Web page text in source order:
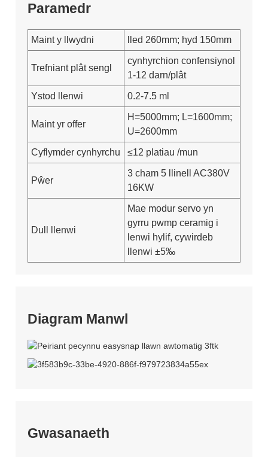
Paramedr
Maint y llwydni lled 260mm; hyd 150mm
Trefniant plât sengl
cynhyrchion confensiynol
1-12 darn/plât
Ystod llenwi 0.2-7.5 ml
Maint yr offer
H=5000mm; L=1600mm;
U=2600mm
Cyflymder cynhyrchu ≤12 platiau /mun
Pŵer
3 cham 5 llinell AC380V
16KW
Dull llenwi
Mae modur servo yn
gyrru pwmp ceramig i
lenwi hylif, cywirdeb
llenwi ±5‰
Diagram Manwl
Gwasanaeth